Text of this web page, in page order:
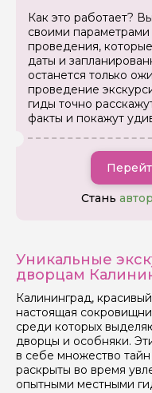
Как это работает?
своими
проведения,
даты и
останется только
проведение
гиды точно
факты и покажут
Стань
Уникальные
дворцам
Калининград,
настоящая
среди которых
дворцы и особняки.
в себе множество
раскрыты во время
опытными местными
Задайте свой